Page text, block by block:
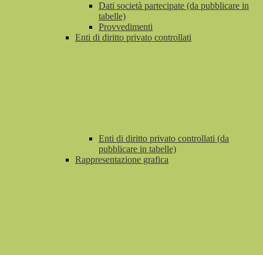
Dati società partecipate (da pubblicare in
tabelle)
Provvedimenti
Enti di diritto privato controllati
Enti di diritto privato controllati (da
pubblicare in tabelle)
Rappresentazione grafica